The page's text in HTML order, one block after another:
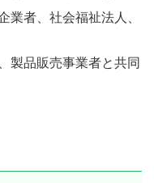
業者、社会福祉法人、
製品販売事業者と共同